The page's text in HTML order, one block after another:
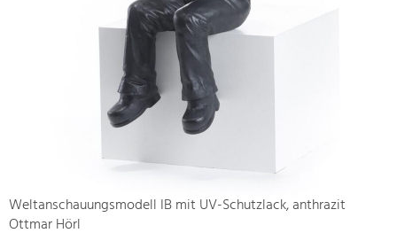
Weltanschauungsmodell IB mit UV-Schutzlack, anthrazit
Ottmar Hörl